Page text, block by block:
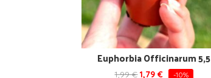
Euphorbia Officinarum 5,5
1,99€ 1,79€ -10%